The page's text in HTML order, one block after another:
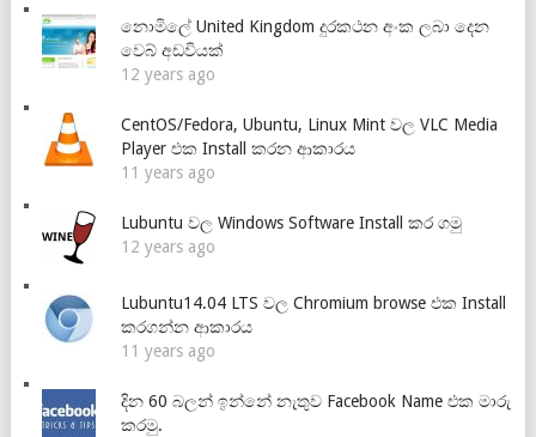
නොමිලේ United Kingdom දුරකථන අංක ලබා දෙන
වෙබ් අඩවියක්
12 years ago
CentOS/Fedora, Ubuntu, Linux Mint වල VLC Media
Player එක Install කරන ආකාරය
11 years ago
Lubuntu වල Windows Software Install කර ගමු
12 years ago
Lubuntu14.04 LTS වල Chromium browse එක Install
කරගන්න ආකාරය
11 years ago
දින 60 බලන් ඉන්නේ නැතුව Facebook Name එක මාරු
කරමු.